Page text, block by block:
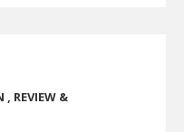
, REVIEW &